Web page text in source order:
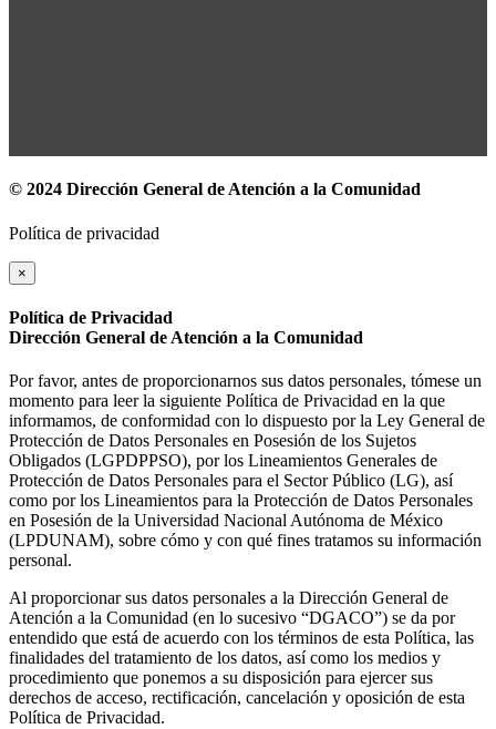
© 2024 Dirección General de Atención a la Comunidad
Política de privacidad
×
Política de Privacidad
Dirección General de Atención a la Comunidad
Por favor, antes de proporcionarnos sus datos personales, tómese un
momento para leer la siguiente Política de Privacidad en la que
informamos, de conformidad con lo dispuesto por la Ley General de
Protección de Datos Personales en Posesión de los Sujetos
Obligados (LGPDPPSO), por los Lineamientos Generales de
Protección de Datos Personales para el Sector Público (LG), así
como por los Lineamientos para la Protección de Datos Personales
en Posesión de la Universidad Nacional Autónoma de México
(LPDUNAM), sobre cómo y con qué fines tratamos su información
personal.
Al proporcionar sus datos personales a la Dirección General de
Atención a la Comunidad (en lo sucesivo “DGACO”) se da por
entendido que está de acuerdo con los términos de esta Política, las
finalidades del tratamiento de los datos, así como los medios y
procedimiento que ponemos a su disposición para ejercer sus
derechos de acceso, rectificación, cancelación y oposición de esta
Política de Privacidad.